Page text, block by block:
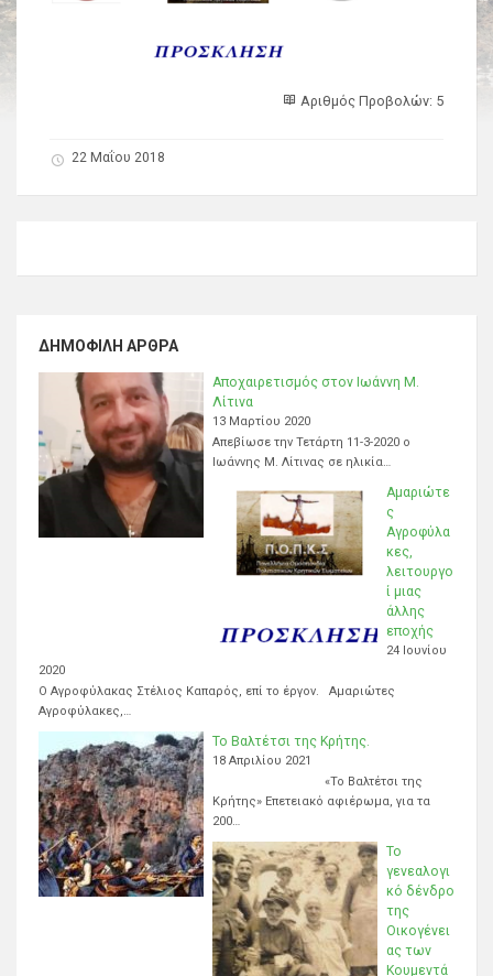
Αριθμός Προβολών: 5
22 Μαΐου 2018
ΔΗΜΟΦΙΛΉ ΆΡΘΡΑ
Αποχαιρετισμός στον Ιωάννη Μ.
Λίτινα
13 Μαρτίου 2020
Απεβίωσε την Τετάρτη 11-3-2020 ο
Ιωάννης Μ. Λίτινας σε ηλικία…
Αμαριώτε
ς
Αγροφύλα
κες,
λειτουργο
ί μιας
άλλης
εποχής
24 Ιουνίου
2020
Ο Αγροφύλακας Στέλιος Καπαρός, επί το έργον. Αμαριώτες
Αγροφύλακες,…
Το Βαλτέτσι της Κρήτης.
18 Απριλίου 2021
«Το Βαλτέτσι της
Κρήτης» Επετειακό αφιέρωμα, για τα
200…
Το
γενεαλογι
κό δένδρο
της
Οικογένει
ας των
Κουμεντά